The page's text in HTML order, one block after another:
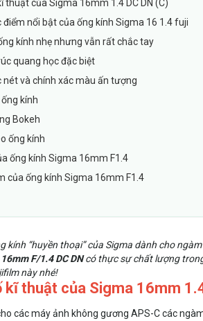
thuật của Sigma 16mm 1.4 DC DN (C)
điểm nổi bật của ống kính Sigma 16 1.4 fuji
kính nhẹ nhưng vẫn rất chắc tay
quang học đặc biệt
nét và chính xác màu ấn tượng
kính
Bokeh
ống kính
ống kính Sigma 16mm F1.4
của ống kính Sigma 16mm F1.4
kính “huyền thoại” của Sigma dành cho
F/1.4 DC DNcó thực sự chất lượng
này nhé!
kĩ thuật của Sigma 16mm
các máy ảnh không gương APS-C các